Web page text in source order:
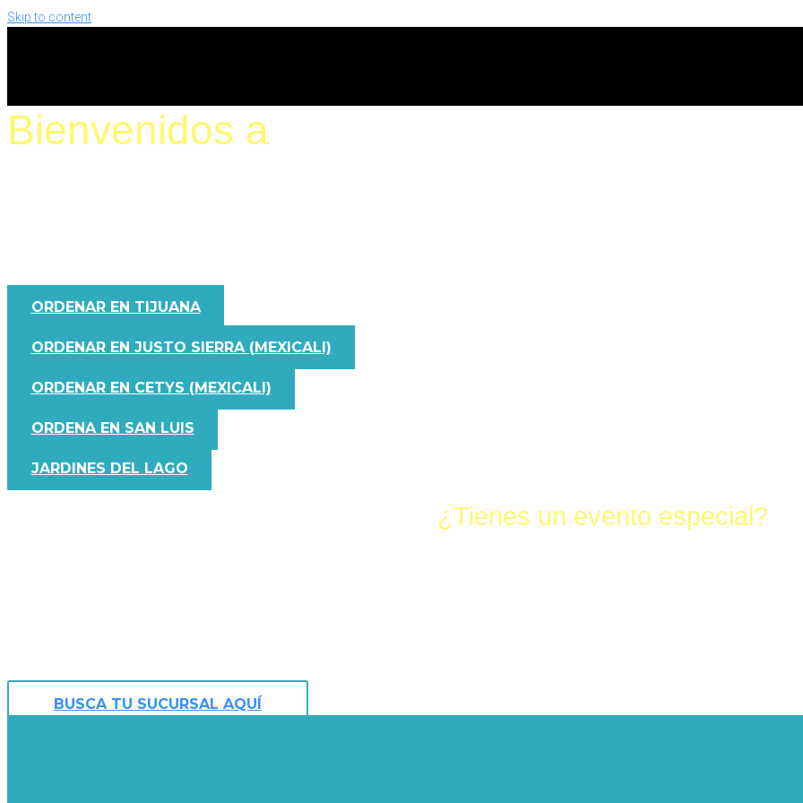
Skip to content
Bienvenidos a
ORDENAR EN TIJUANA
ORDENAR EN JUSTO SIERRA (MEXICALI)
ORDENAR EN CETYS (MEXICALI)
ORDENA EN SAN LUIS
JARDINES DEL LAGO
¿Tienes un evento especial?
BUSCA TU SUCURSAL AQUÍ